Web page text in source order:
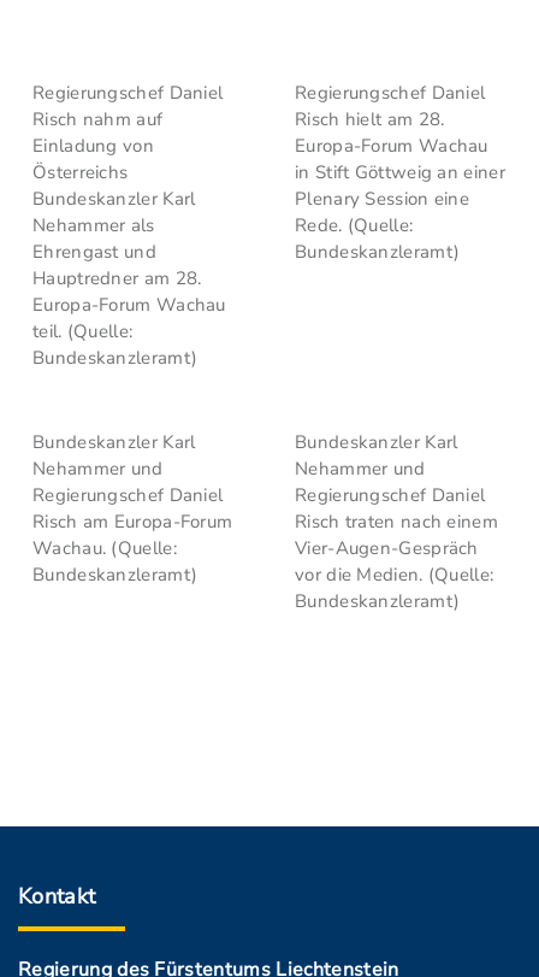
Regierungschef Daniel
Risch nahm auf
Einladung von
Österreichs
Bundeskanzler Karl
Nehammer als
Ehrengast und
Hauptredner am 28.
Europa-Forum Wachau
teil. (Quelle:
Bundeskanzleramt)
Regierungschef Daniel
Risch hielt am 28.
Europa-Forum Wachau
in Stift Göttweig an einer
Plenary Session eine
Rede. (Quelle:
Bundeskanzleramt)
Bundeskanzler Karl
Nehammer und
Regierungschef Daniel
Risch am Europa-Forum
Wachau. (Quelle:
Bundeskanzleramt)
Bundeskanzler Karl
Nehammer und
Regierungschef Daniel
Risch traten nach einem
Vier-Augen-Gespräch
vor die Medien. (Quelle:
Bundeskanzleramt)
Kontakt
Regierung des Fürstentums Liechtenstein